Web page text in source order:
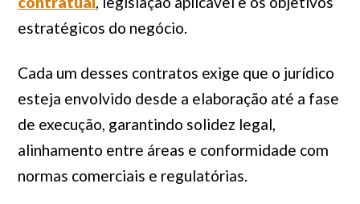
estratégicos do negócio.
Cada um desses contratos exige que o jurídico
esteja envolvido desde a elaboração até a fase
de execução, garantindo solidez legal,
alinhamento entre áreas e conformidade com
normas comerciais e regulatórias.